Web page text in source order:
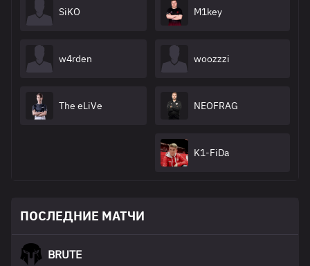
SiKO
w4rden
The eLiVe
M1key
woozzzi
NEOFRAG
K1-FiDa
ПОСЛЕДНИЕ МАТЧИ
BRUTE